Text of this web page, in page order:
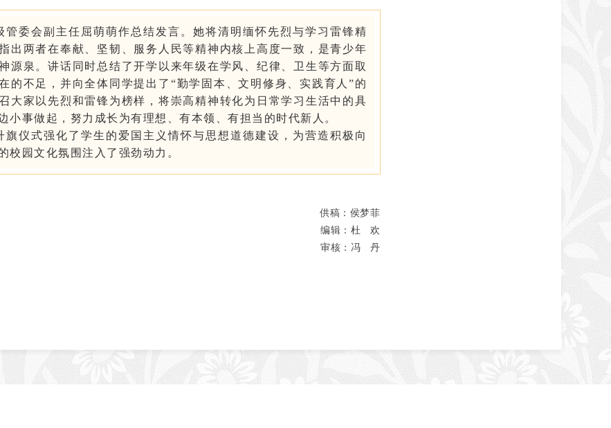
管委会副主任屈萌萌作总结发言 。她将清明缅怀先烈与学习雷锋精
出两者在奉献、坚韧、服务人民等精神内核上高度一致，是青少年
源泉。讲话同时总结了开学以来年级在学风、纪律、卫生等方面取
的不足，并向全体同学提出了 “勤学固本、文明修身、实践育人”的
大家以先烈和雷锋为榜样，将崇高精神转化为日常学习生活中的具
小事做起，努力成长为有理想、有本领、有担当的时代新人。
旗仪式强化了学生的爱国主义情怀与思想道德建设，为营造积极向
校园文化氛围注入了强劲动力。
供稿：侯梦菲
编辑：杜 欢
审核：冯 丹